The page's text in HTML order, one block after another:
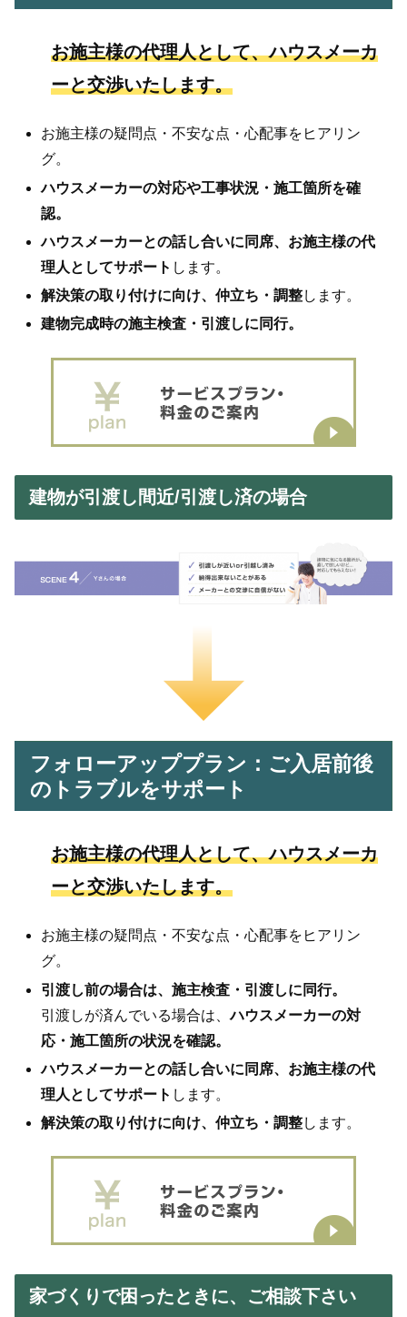
お施主様の代理人として、ハウスメーカ
ーと交渉いたします。
お施主様の疑問点・不安な点・心配事をヒアリン
グ。
ハウスメーカーの対応や工事状況・施工箇所を確
認。
ハウスメーカーとの話し合いに同席、お施主様の代
理人としてサポート します。
解決策の取り付けに向け、仲立ち・調整します。
建物完成時の施主検査・引渡しに同行。
建物が引渡し間近/引渡し済の場合
フォローアッププラン：ご入居前後
のトラブルをサポート
お施主様の代理人として、ハウスメーカ
ーと交渉いたします。
お施主様の疑問点・不安な点・心配事をヒアリン
グ。
引渡し前の場合は、施主検査・引渡しに同行。
引渡しが済んでいる場合は、ハウスメーカーの対
応・施工箇所の状況を確認。
ハウスメーカーとの話し合いに 同席、お施主様の代
理人としてサポート します。
解決策の取り付けに向け、仲立ち・調整します。
家づくりで困ったときに、ご相談下さい